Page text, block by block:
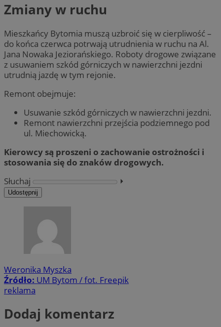
Zmiany w ruchu
Mieszkańcy Bytomia muszą uzbroić się w cierpliwość –
do końca czerwca potrwają utrudnienia w ruchu na Al.
Jana Nowaka Jeziorańskiego. Roboty drogowe związane
z usuwaniem szkód górniczych w nawierzchni jezdni
utrudnią jazdę w tym rejonie.
Remont obejmuje:
Usuwanie szkód górniczych w nawierzchni jezdni.
Remont nawierzchni przejścia podziemnego pod
ul. Miechowicką.
Kierowcy są proszeni o zachowanie ostrożności i
stosowania się do znaków drogowych.
Słuchaj
⏵︎
Udostępnij
Weronika Myszka
Źródło: UM Bytom / fot. Freepik
reklama
Dodaj komentarz